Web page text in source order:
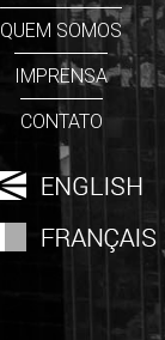
QUEM SOMOS
IMPRENSA
CONTATO